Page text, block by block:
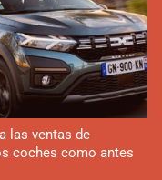
las ventas de
coches como antes